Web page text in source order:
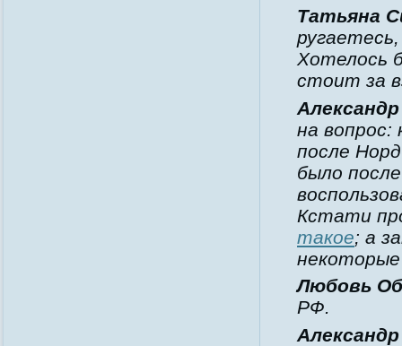
Татьяна
Хотелось
стоит за
на
после
было
Кстати
такое; а
Любовь
РФ.